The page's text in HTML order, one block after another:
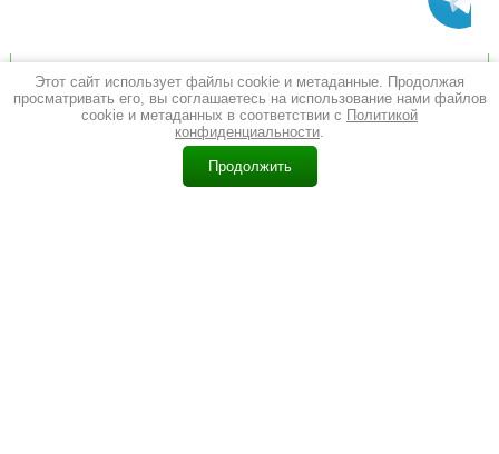
Мы в Instagram
Перейти в Instagram
Корзина
Этот сайт использует файлы cookie и метаданные. Продолжая
просматривать его, вы соглашаетесь на использование нами файлов
cookie и метаданных в соответствии с Политикой
конфиденциальности.
Продолжить